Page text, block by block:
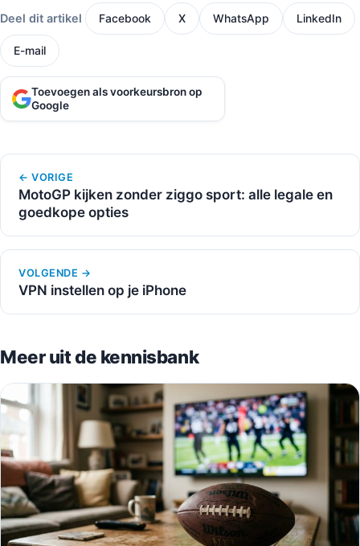
Deel dit artikel Facebook X WhatsApp LinkedIn
E-mail
Toevoegen als voorkeursbron op
Google
← VORIGE
MotoGP kijken zonder ziggo sport: alle legale en
goedkope opties
VOLGENDE →
VPN instellen op je iPhone
Meer uit de kennisbank